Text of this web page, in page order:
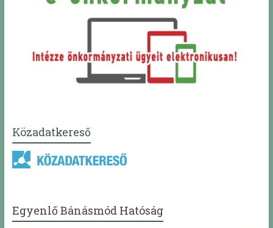
Közadatkereső
Egyenlő Bánásmód Hatóság